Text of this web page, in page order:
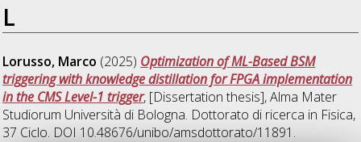
L
Lorusso, Marco (2025) Optimization of ML-Based BSM
triggering with knowledge distillation for FPGA implementation
in the CMS Level-1 trigger, [Dissertation thesis], Alma Mater
Studiorum Università di Bologna. Dottorato di ricerca in Fisica,
37 Ciclo. DOI 10.48676/unibo/amsdottorato/11891.